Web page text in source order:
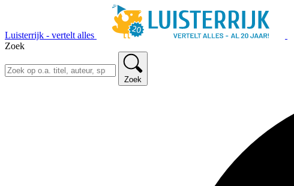
Luisterrijk - vertelt alles
Zoek
Zoek